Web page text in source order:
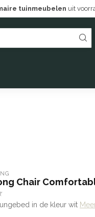
tuinmeubelen uit
Chair
in de kleur wit